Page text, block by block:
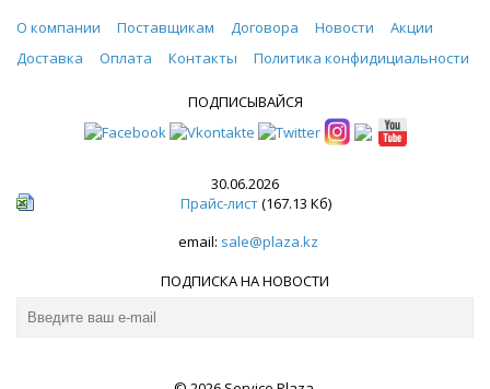
О компании Поставщикам Договора Новости
Акции
Доставка
Оплата Контакты Политика конфидициальности
ПОДПИСЫВАЙСЯ
30.06.2026
Прайс-лист(167.13 Кб)
email: sale@plaza.kz
ПОДПИСКА НА НОВОСТИ